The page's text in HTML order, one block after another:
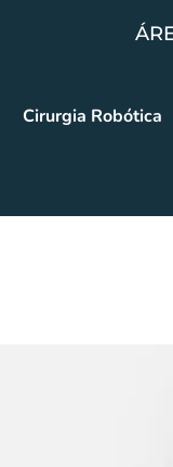
Cirurgia Robótica